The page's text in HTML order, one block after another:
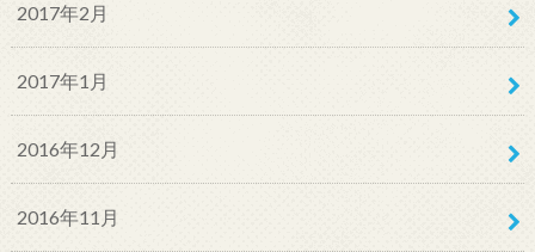
2017年2月
2017年1月
2016年12月
2016年11月